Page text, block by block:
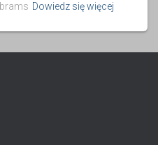
Dowiedz się więcej